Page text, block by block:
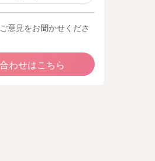
意見をお聞かせくださ
わせはこちら